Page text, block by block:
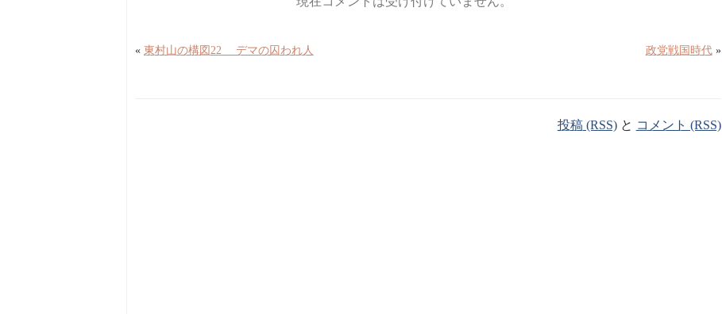
« 東村山の構図22 デマの囚われ人 政党戦国時代»
投稿 (RSS)と コメント (RSS)